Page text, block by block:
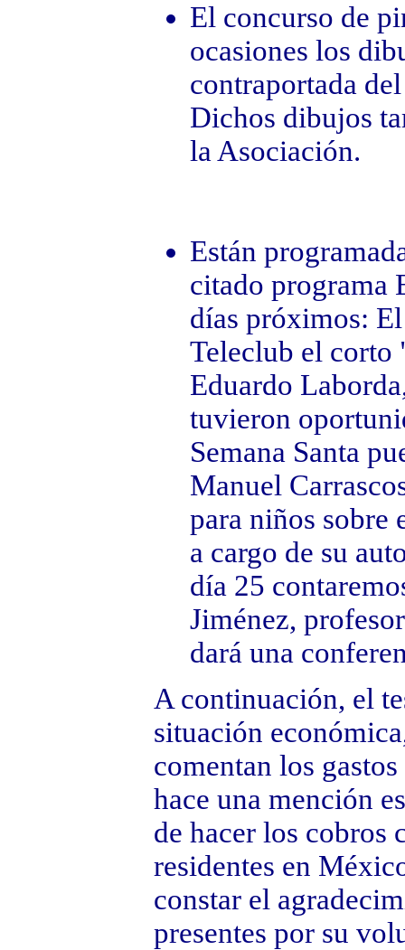
El concurso de
ocasiones los
contraportada
Dichos dibujos
la Asociación.
Están
citado programa
días próximos:
Teleclub el corto
Eduardo
tuvieron
Semana Santa
Manuel
para niños
a cargo de su
día 25
Jiménez,
dará una
A continuación, el
situación
comentan los
hace una mención
de hacer los cobros
residentes en
constar el
presentes por su